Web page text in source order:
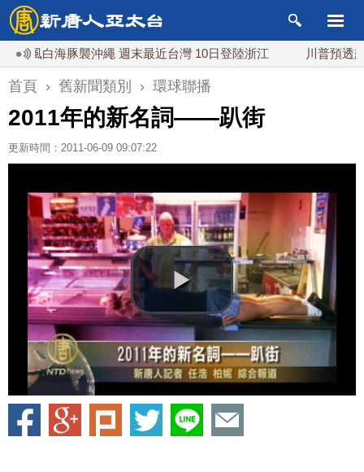
風白海豚襲沖繩 週末最近台灣 10日登陸浙江 川普預透露美
首頁 › 舊新聞類別 › 環球聯播
2011年的新名詞——趴街
更新時間：2011-06-09 09:07:22